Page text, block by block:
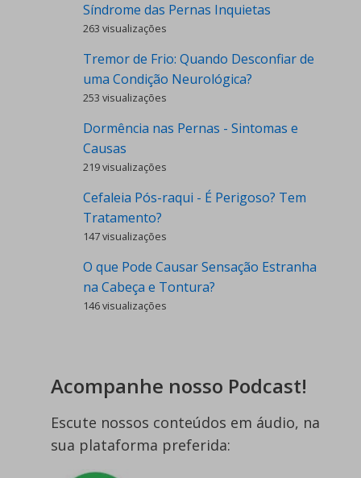
Síndrome das Pernas Inquietas
263 visualizações
Tremor de Frio: Quando Desconfiar de
uma Condição Neurológica?
253 visualizações
Dormência nas Pernas - Sintomas e
Causas
219 visualizações
Cefaleia Pós-raqui - É Perigoso? Tem
Tratamento?
147 visualizações
O que Pode Causar Sensação Estranha
na Cabeça e Tontura?
146 visualizações
Acompanhe nosso Podcast!
Escute nossos conteúdos em áudio, na
sua plataforma preferida: